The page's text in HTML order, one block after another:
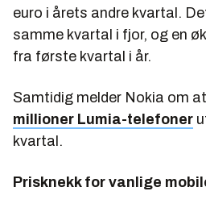
euro i årets andre kvartal.
samme kvartal i fjor, og en
fra første kvartal i år.
Samtidig melder Nokia om
millioner Lumia-telefoner
kvartal.
Prisknekk for vanlige